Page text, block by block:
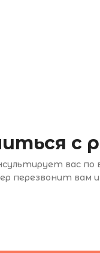
с
вас по
перезвонит вам и